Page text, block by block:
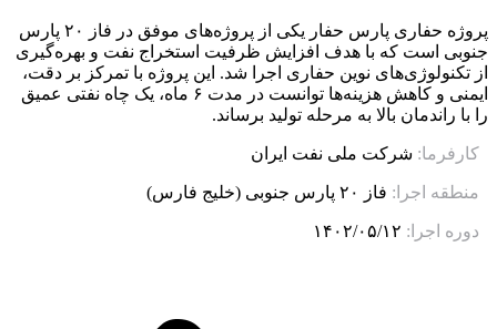
پروژه حفاری پارس حفار یکی از پروژه‌های موفق در فاز ۲۰ پارس
جنوبی است که با هدف افزایش ظرفیت استخراج نفت و بهره‌گیری
از تکنولوژی‌های نوین حفاری اجرا شد. این پروژه با تمرکز بر دقت،
ایمنی و کاهش هزینه‌ها توانست در مدت ۶ ماه، یک چاه نفتی عمیق
را با راندمان بالا به مرحله تولید برساند.
کارفرما: شرکت ملی نفت ایران
منطقه اجرا: فاز ۲۰ پارس جنوبی (خلیج فارس)
دوره اجرا: